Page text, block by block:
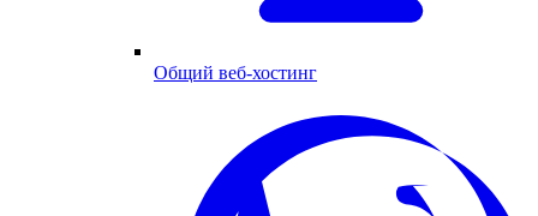
Общий веб-хостинг